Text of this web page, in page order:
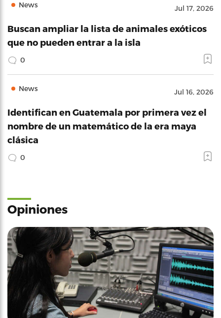
News Jul 17, 2026
Buscan ampliar la lista de animales exóticos
que no pueden entrar a la isla
0
News Jul 16, 2026
Identifican en Guatemala por primera vez el
nombre de un matemático de la era maya
clásica
0
Opiniones